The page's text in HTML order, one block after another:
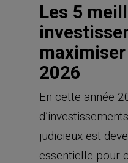
Les 5
2026
En cette année
judicieux est
essentielle pour